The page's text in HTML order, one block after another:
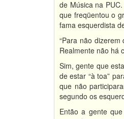
de Música na
que freqüentou o
fama esquerdista
“Para não
Realmente não há
Sim, gente que
de estar “à toa”
que não
segundo os
Então a gente